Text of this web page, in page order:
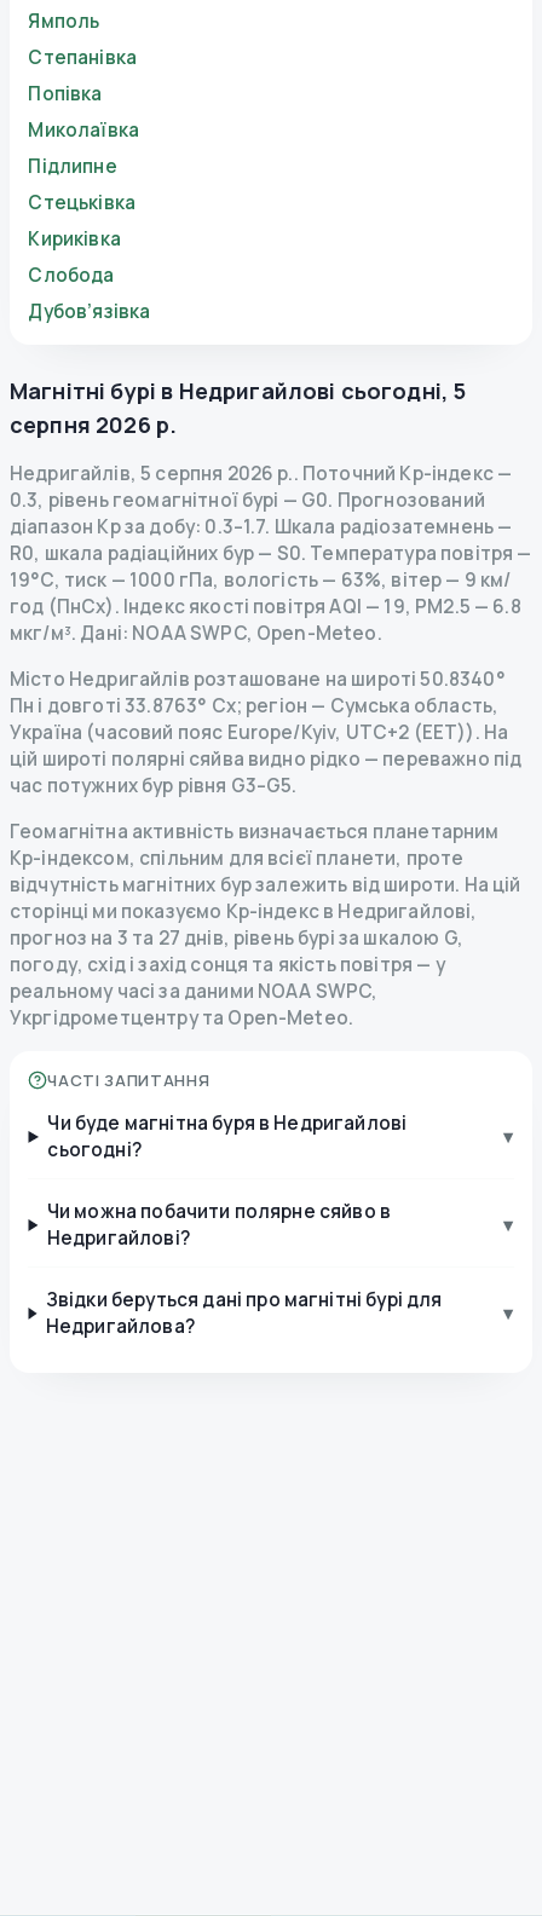
Ямполь
Степанівка
Попівка
Миколаївка
Підлипне
Стецьківка
Кириківка
Слобода
Дубов’язівка
Магнітні бурі в Недригайлові сьогодні, 5
серпня 2026 р.
Недригайлів,5 серпня 2026 р.. Поточний Kp-індекс—
0.3, рівень геомагнітної бурі — G0. Прогнозований
діапазон Kp за добу: 0.3–1.7. Шкала радіозатемнень—
R0, шкала радіаційних бур— S0. Температура повітря —
19°C, тиск — 1000 гПа, вологість — 63%, вітер — 9 км/
год (ПнСх). Індекс якості повітря AQI — 19, PM2.5 — 6.8
мкг/м³. Дані: NOAA SWPC, Open-Meteo.
Місто Недригайлів розташоване на широті 50.8340°
Пн і довготі 33.8763° Сх; регіон — Сумська область,
Україна (часовий пояс Europe/Kyiv, UTC+2 (EET)). На
цій широті полярні сяйва видно рідко — переважно під
час потужних бур рівня G3–G5.
Геомагнітна активність визначається планетарним
Kp-індексом, спільним для всієї планети, проте
відчутність магнітних бур залежить від широти. На цій
сторінці ми показуємо Kp-індекс в Недригайлові,
прогноз на 3 та 27 днів, рівень бурі за шкалою G,
погоду, схід і захід сонця та якість повітря — у
реальному часі за даними NOAA SWPC,
Укргідрометцентру та Open-Meteo.
ЧАСТІ ЗАПИТАННЯ
Чи буде магнітна буря в Недригайлові
сьогодні?
▾
Чи можна побачити полярне сяйво в
Недригайлові?
▾
Звідки беруться дані про магнітні бурі для
Недригайлова?
▾